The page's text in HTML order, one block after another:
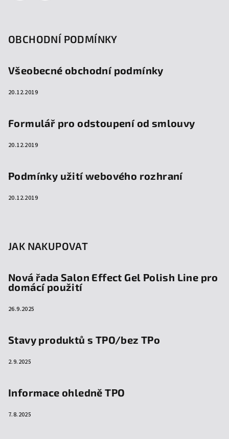
OBCHODNÍ PODMÍNKY
Všeobecné obchodní podmínky
20.12.2019
Formulář pro odstoupení od smlouvy
20.12.2019
Podmínky užití webového rozhraní
20.12.2019
JAK NAKUPOVAT
Nová řada Salon Effect Gel Polish Line pro
domácí použití
26.9.2025
Stavy produktů s TPO/bez TPo
2.9.2025
Informace ohledně TPO
7.8.2025